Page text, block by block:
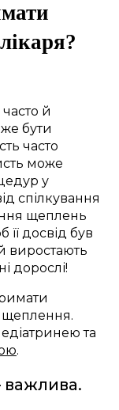
й
бути
часто
може
у
спілкування
щеплень
досвід був
виростають
дорослі!
щеплення.
та
.
важлива.